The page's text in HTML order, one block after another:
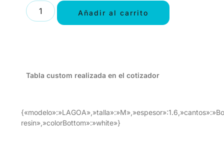
Añadir al carrito
Tabla custom realizada en el cotizador
resin»,»colorBottom»:»white»}